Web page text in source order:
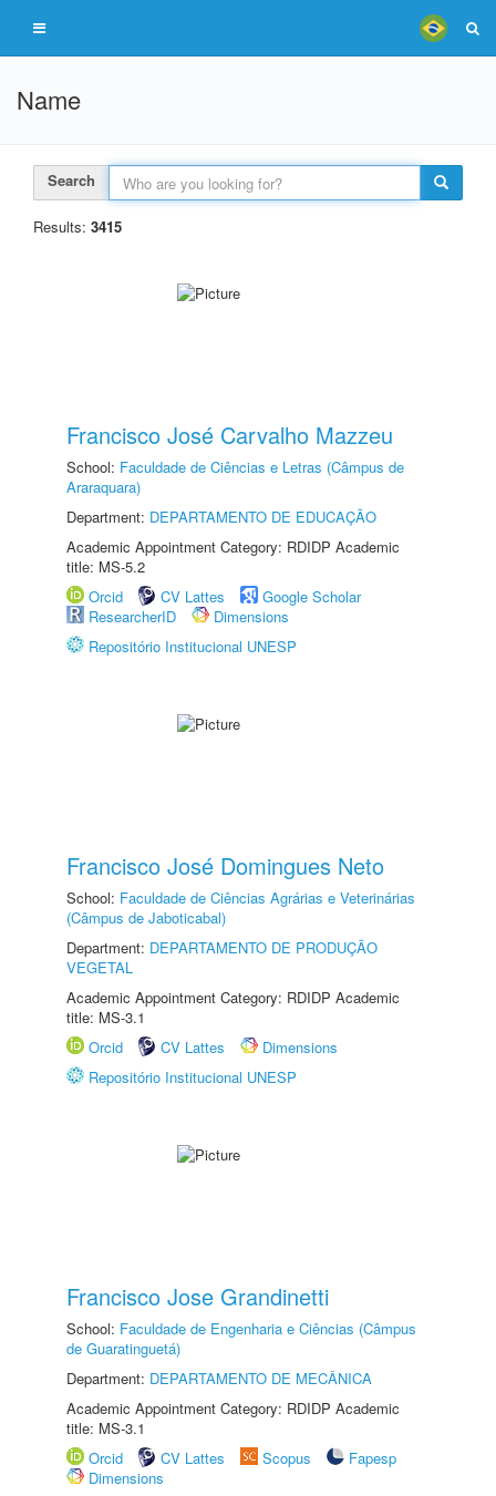
Name
Search
Results: 3415
Francisco José Carvalho Mazzeu
School: Faculdade de Ciências e Letras (Câmpus de
Araraquara)
Department: DEPARTAMENTO DE EDUCAÇÃO
Academic Appointment Category: RDIDP Academic
title: MS-5.2
Orcid
CV Lattes
Google Scholar
ResearcherID
Dimensions
Repositório Institucional UNESP
Francisco José Domingues Neto
School: Faculdade de Ciências Agrárias e Veterinárias
(Câmpus de Jaboticabal)
Department: DEPARTAMENTO DE PRODUÇÃO
VEGETAL
Academic Appointment Category: RDIDP Academic
title: MS-3.1
Orcid
CV Lattes
Dimensions
Repositório Institucional UNESP
Francisco Jose Grandinetti
School: Faculdade de Engenharia e Ciências (Câmpus
de Guaratinguetá)
Department: DEPARTAMENTO DE MECÂNICA
Academic Appointment Category: RDIDP Academic
title: MS-3.1
Orcid
CV Lattes Scopus
Fapesp
Dimensions